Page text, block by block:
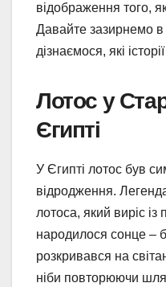
відображення того,
Давайте зазирнемо в
дізнаємося, які
Лотос у
Єгипті
У Єгипті лотос був
відродження.
лотоса, який виріс із
народилося сонце –
розкривався на
ніби повторюючи